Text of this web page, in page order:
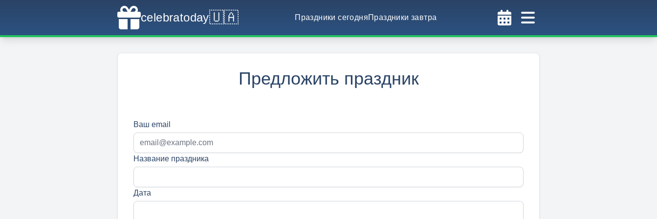
celebratoday🇺🇦 Праздники сегодняПраздники завтра
Предложить праздник
Ваш email
Название праздника
Дата